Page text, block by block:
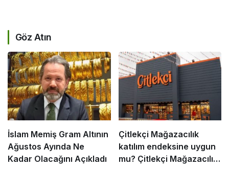
Göz Atın
İslam Memiş Gram Altının
Ağustos Ayında Ne
Kadar Olacağını Açıkladı
Çitlekçi Mağazacılık
katılım endeksine uygun
mu? Çitlekçi Mağazacılık